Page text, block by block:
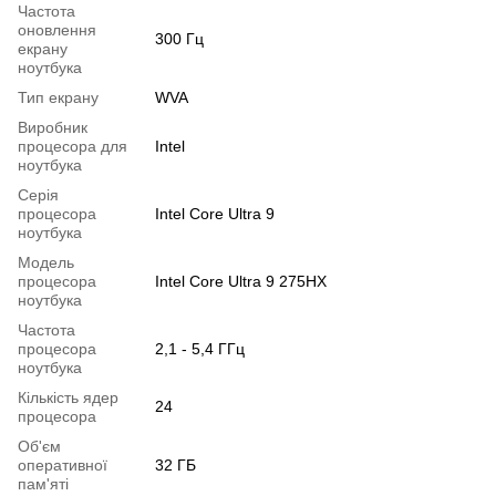
Частота
оновлення
екрану
ноутбука
300 Гц
Тип екрану
WVA
Виробник
процесора для
ноутбука
Intel
Серія
процесора
ноутбука
Intel Core Ultra 9
Модель
процесора
ноутбука
Intel Core Ultra 9 275HX
Частота
процесора
ноутбука
2,1 - 5,4 ГГц
Кількість ядер
процесора
24
Об'єм
оперативної
пам'яті
32 ГБ